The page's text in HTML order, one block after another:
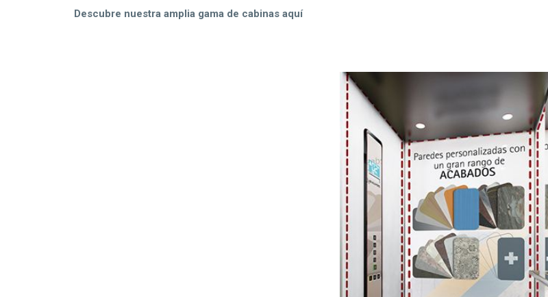
Descubre nuestra amplia gama de cabinas aquí